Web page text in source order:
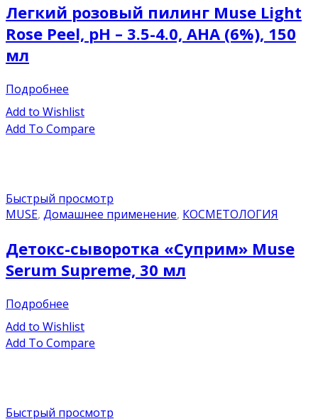
Легкий розовый пилинг Muse Light
Rose Peel, pH – 3.5-4.0, AHA (6%), 150
мл
Подробнее
Add to Wishlist
Add To Compare
Быстрый просмотр
MUSE, Домашнее применение, КОСМЕТОЛОГИЯ
Детокс-сыворотка «Суприм» Muse
Serum Supreme, 30 мл
Подробнее
Add to Wishlist
Add To Compare
Быстрый просмотр